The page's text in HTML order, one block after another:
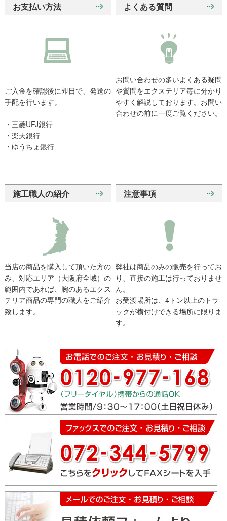
お支払い方法
ご入金を確認後に即日で、発送の
手配を行います。
・三菱UFJ銀行
・楽天銀行
・ゆうちょ銀行
よくある質問
お問い合わせの多いよくある疑問
や質問をエクステリア毎に分かり
やすく解説しております。お問い
合わせの前に一度ご覧ください。
施工職人の紹介
当店の商品を購入して頂いた方の
み、対応エリア（大阪府全域）の
範囲内であれば、腕のあるエクス
テリア商品の専門の職人をご紹介
致します。
注意事項
弊社は商品のみの販売を行ってお
り、直接の施工は行っておりませ
ん。
お受渡場所は、4トン以上のトラ
ックが横付けできる場所に限りま
す。